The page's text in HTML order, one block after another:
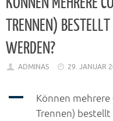
TRENNEN)
WERDEN?
ADMINAS 29. JANUAR
A
Können mehrere
Trennen)